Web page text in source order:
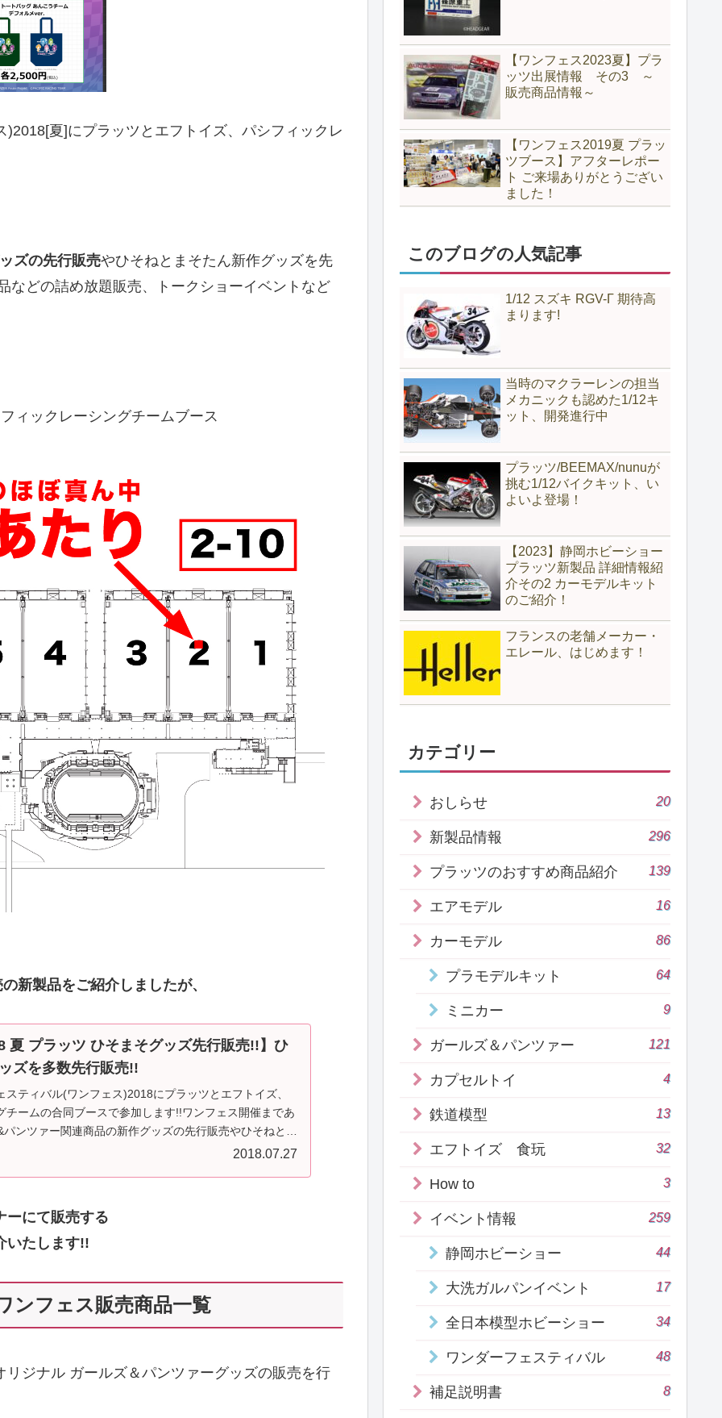
夏]にプラッツとエフトイズ、パシフィックレ
ズの先行販売やひそねとまそたん新作グッズを先
などの詰め放題販売、トークショーイベントなど
ィックレーシングチームブース
新製品をご紹介しましたが、
夏 プラッツ ひそまそグッズ先行販売!!】ひ
ズを多数先行販売!!
ティバル(ワンフェス)2018にプラッツとエフトイズ、
チームの合同ブースで参加します!!ワンフェス開催まであ
ンツァー関連商品の新作グッズの先行販売やひそねとま
2018.07.27
ーにて販売する
いたします!!
ンフェス販売商品一覧
ジナル ガールズ＆パンツァーグッズの販売を行
【ワンフェス2023夏】プラ
ッツ出展情報 その3 ～
販売商品情報～
【ワンフェス2019夏 プラッ
ツブース】アフターレポー
ト ご来場ありがとうござい
ました！
このブログの人気記事
1/12 スズキ RGV-Γ 期待高
まります!
当時のマクラーレンの担当
メカニックも認めた1/12キ
ット、開発進行中
プラッツ/BEEMAX/nunuが
挑む1/12バイクキット、い
よいよ登場！
【2023】静岡ホビーショー
プラッツ新製品 詳細情報紹
介その2 カーモデルキット
のご紹介！
フランスの老舗メーカー・
エレール、はじめます！
カテゴリー
おしらせ 20
新製品情報 296
プラッツのおすすめ商品紹介 139
エアモデル 16
カーモデル 86
プラモデルキット 64
ミニカー 9
ガールズ＆パンツァー 121
カプセルトイ 4
鉄道模型 13
エフトイズ 食玩 32
How to 3
イベント情報 259
静岡ホビーショー 44
大洗ガルパンイベント 17
全日本模型ホビーショー 34
ワンダーフェスティバル 48
補足説明書 8